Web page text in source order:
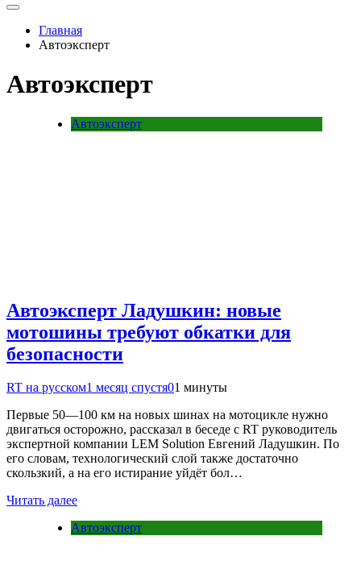
Главная
Автоэксперт
Автоэксперт
Автоэксперт
Автоэксперт Ладушкин: новые
мотошины требуют обкатки для
безопасности
RT на русском1 месяц спустя01 минуты
Первые 50—100 км на новых шинах на мотоцикле нужно
двигаться осторожно, рассказал в беседе с RT руководитель
экспертной компании LEM Solution Евгений Ладушкин. По
его словам, технологический слой также достаточно
скользкий, а на его истирание уйдёт бол…
Читать далее
Автоэксперт